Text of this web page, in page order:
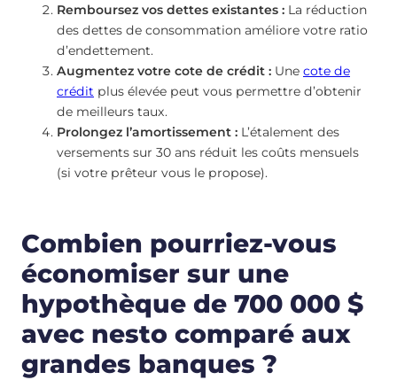
Remboursez vos dettes existantes : La réduction
des dettes de consommation améliore votre ratio
d’endettement.
Augmentez votre cote de crédit : Une cote de
crédit plus élevée peut vous permettre d’obtenir
de meilleurs taux.
Prolongez l’amortissement : L’étalement des
versements sur 30 ans réduit les coûts mensuels
(si votre prêteur vous le propose).
Combien pourriez-vous
économiser sur une
hypothèque de 700 000 $
avec nesto comparé aux
grandes banques ?